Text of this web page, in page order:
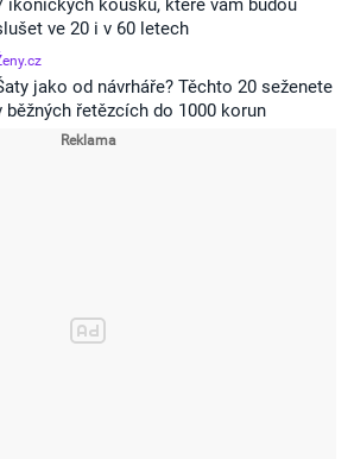
ikonických kousků, které vám budou
ve 20 i v 60 letech
jako od návrháře? Těchto 20 seženete
běžných řetězcích do 1000 korun